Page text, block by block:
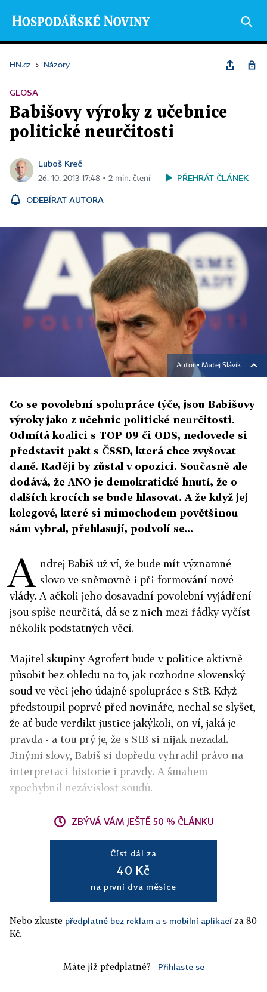
HN.cz › Názory
GLOSA
Babišovy výroky z učebnice
politické neurčitosti
Luboš Kreč
26. 10. 2013 17:48 ▪ 2 min. čtení PŘEHRÁT ČLÁNEK
ODEBÍRAT AUTORA
Autor ▪ Matej Slávik
Co se povolební spolupráce týče, jsou Babišovy
výroky jako z učebnic politické neurčitosti.
Odmítá koalici s TOP 09 či ODS, nedovede si
představit pakt s ČSSD, která chce zvyšovat
daně. Raději by zůstal v opozici. Současně ale
dodává, že ANO je demokratické hnutí, že o
dalších krocích se bude hlasovat. A že když jej
kolegové, které si mimochodem povětšinou
sám vybral, přehlasují, podvolí se...
A ndrej Babiš už ví, že bude mít významné
slovo ve sněmovně i při formování nové
vlády. A ačkoli jeho dosavadní povolební vyjádření
jsou spíše neurčitá, dá se z nich mezi řádky vyčíst
několik podstatných věcí.
Majitel skupiny Agrofert bude v politice aktivně
působit bez ohledu na to, jak rozhodne slovenský
soud ve věci jeho údajné spolupráce s StB. Když
předstoupil poprvé před novináře, nechal se slyšet,
že ať bude verdikt justice jakýkoli, on ví, jaká je
pravda - a tou prý je, že s StB si nijak nezadal.
Jinými slovy, Babiš si dopředu vyhradil právo na
interpretaci historie i pravdy. A šmahem
zpochybnil nezávislost soudů.
ZBÝVÁ VÁM JEŠTĚ 50 % ČLÁNKU
Číst dál za
40 Kč
na první dva měsíce
Nebo zkuste předplatné bez reklam a s mobilní aplikací za 80
Kč.
Máte již předplatné? Přihlaste se